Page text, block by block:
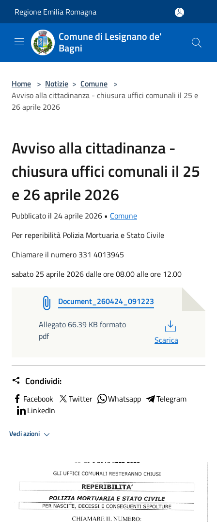
Regione Emilia Romagna
Comune di Lesignano de'
Bagni
Home > Notizie > Comune >
Avviso alla cittadinanza - chiusura uffici comunali il 25 e
26 aprile 2026
Avviso alla cittadinanza -
chiusura uffici comunali il 25
e 26 aprile 2026
Pubblicato il 24 aprile 2026 • Comune
Per reperibilità Polizia Mortuaria e Stato Civile
Chiamare il numero 331 4013945
sabato 25 aprile 2026 dalle ore 08.00 alle ore 12.00
Document_260424_091223
Allegato 66.39 KB formato
pdf
Scarica
Condividi:
Facebook Twitter Whatsapp
Telegram
LinkedIn
Vedi azioni